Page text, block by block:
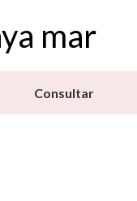
mar
Consultar